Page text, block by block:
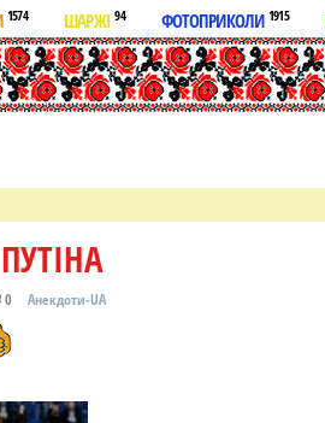
1574 ШАРЖІ94 ФОТОПРИКОЛИ 1915
0 Анекдоти-UA